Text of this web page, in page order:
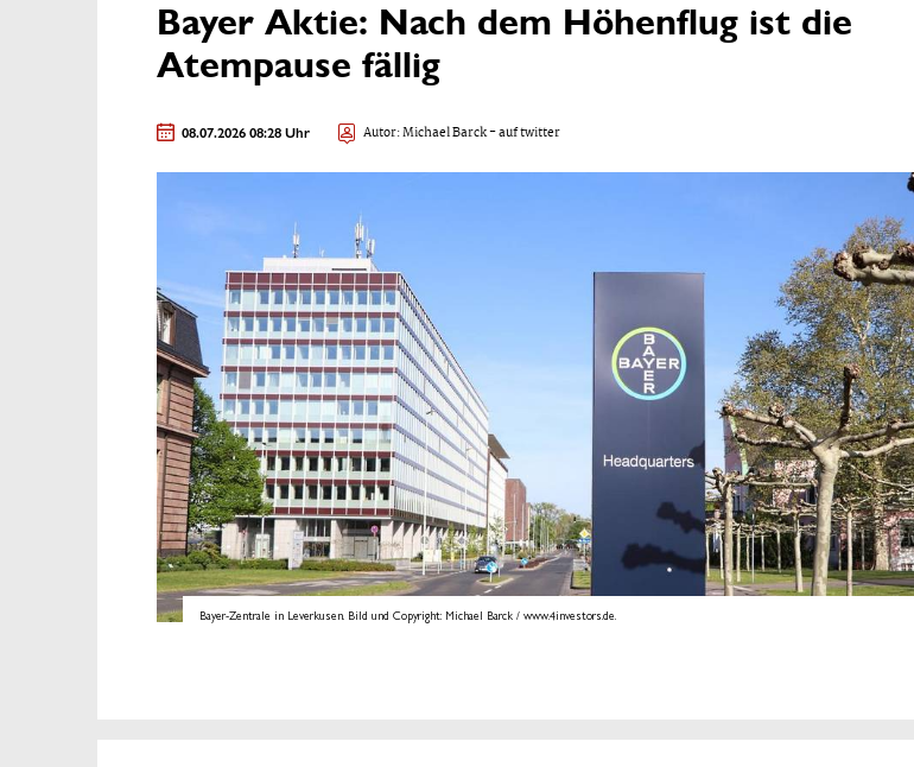
Bayer Aktie: Nach dem Höhenflug ist die
Atempause fällig
08.07.2026 08:28 Uhr Autor:Michael Barck- auf twitter
Bayer-Zentrale in Leverkusen. Bild und Copyright: Michael Barck / www.4investors.de.